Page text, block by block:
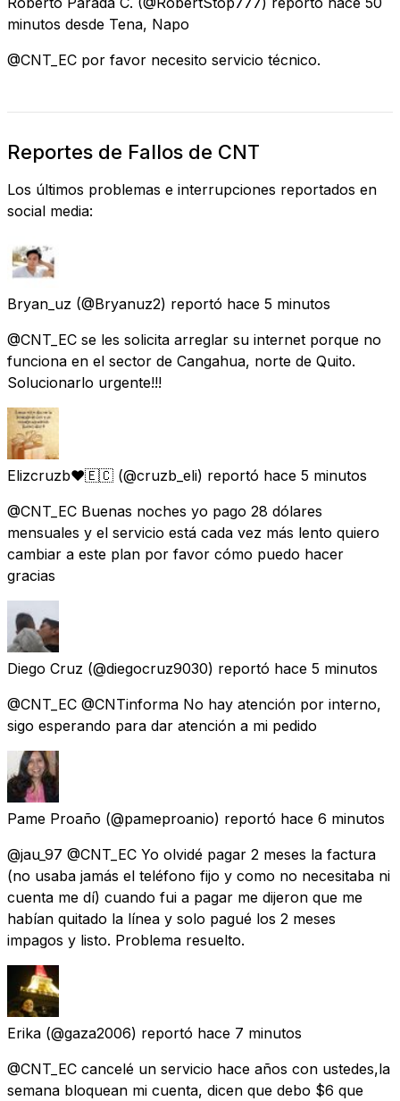
minutos desde Tena, Napo
@CNT_EC por favor necesito servicio técnico.
Reportes de Fallos de CNT
Los últimos problemas e interrupciones reportados en
social media:
Bryan_uz (@Bryanuz2) reportó hace 5 minutos
@CNT_EC se les solicita arreglar su internet porque no
funciona en el sector de Cangahua, norte de Quito.
Solucionarlo urgente!!!
Elizcruzb❤️🇪🇨 (@cruzb_eli) reportó hace 5 minutos
@CNT_EC Buenas noches yo pago 28 dólares
mensuales y el servicio está cada vez más lento quiero
cambiar a este plan por favor cómo puedo hacer
gracias
Diego Cruz (@diegocruz9030) reportó hace 5 minutos
@CNT_EC @CNTinforma No hay atención por interno,
sigo esperando para dar atención a mi pedido
Pame Proaño (@pameproanio) reportó hace 6 minutos
@jau_97 @CNT_EC Yo olvidé pagar 2 meses la factura
(no usaba jamás el teléfono fijo y como no necesitaba ni
cuenta me dí) cuando fui a pagar me dijeron que me
habían quitado la línea y solo pagué los 2 meses
impagos y listo. Problema resuelto.
Erika (@gaza2006) reportó hace 7 minutos
@CNT_EC cancelé un servicio hace años con ustedes,la
semana bloquean mi cuenta, dicen que debo $6 que